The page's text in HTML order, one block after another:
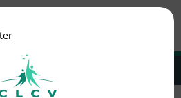
à la CLCV